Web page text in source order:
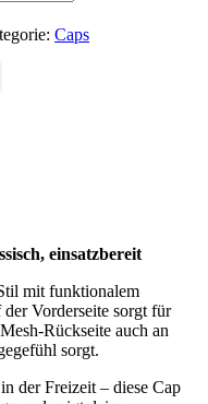
Caps
einsatzbereit
mit funktionalem
Vorderseite sorgt für
Rückseite auch an
sorgt.
der Freizeit – diese Cap